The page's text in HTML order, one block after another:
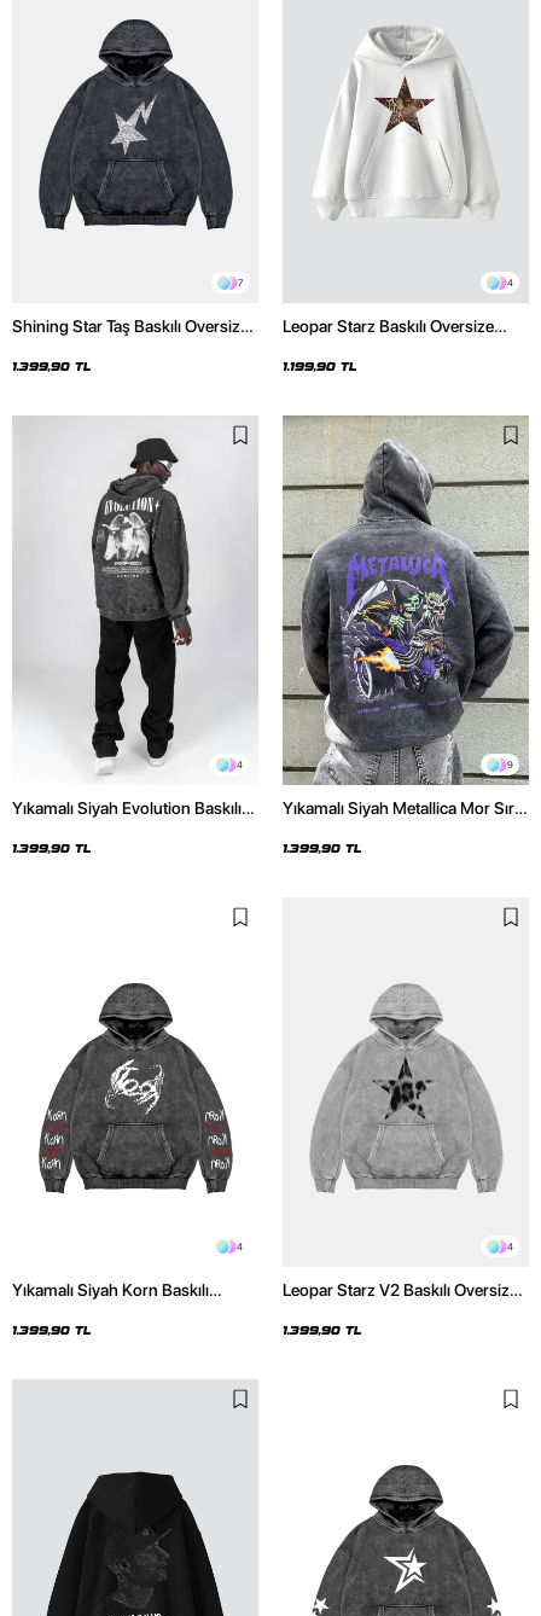
7
Shining Star Taş Baskılı Oversize
Hoodie
1.399,90 TL
4
Leopar Starz Baskılı Oversize
1.199,90 TL
4
Yıkamalı Siyah Evolution Baskılı
Hoodie
1.399,90 TL
9
Yıkamalı Siyah Metallica Mor Sırt
Hoodie
1.399,90 TL
4
Yıkamalı Siyah Korn Baskılı
1.399,90 TL
4
Leopar Starz V2 Baskılı Oversize
Hoodie
1.399,90 TL